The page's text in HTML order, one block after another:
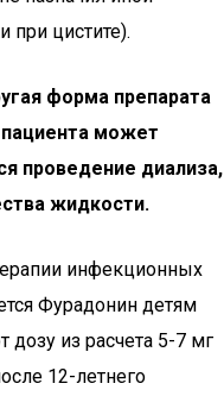
при цистите).
форма препарата
может
проведение диализа,
жидкости.
инфекционных
Фурадонин детям
из расчета 5-7 мг
12-летнего